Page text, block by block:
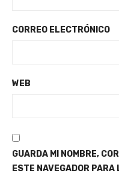
CORREO ELECTRÓNICO
WEB
GUARDA MI NOMBRE,
ESTE NAVEGADOR